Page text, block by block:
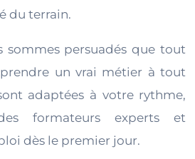
du terrain.
sommes persuadés que tout
un vrai métier à tout
adaptées à votre rythme,
formateurs experts et
dès le premier jour.